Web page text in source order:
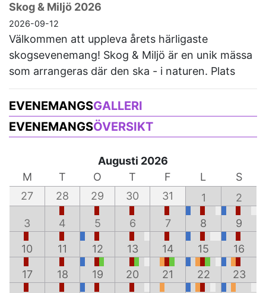
Skog & Miljö 2026
2026-09-12
Välkommen att uppleva årets härligaste
skogsevenemang! Skog & Miljö är en unik mässa
som arrangeras där den ska - i naturen. Plats
EVENEMANGSGALLERI
EVENEMANGSÖVERSIKT
Augusti 2026
M
T O T F L
S
27
28 29 30 31 1 2
3 4 5 6 7 8 9
10 11 12 13 14 15 16
17 18 19 20 21 22 23